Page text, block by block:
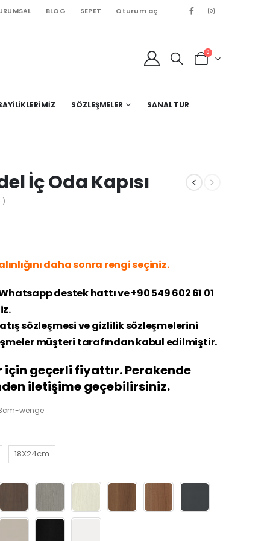
BLOG SEPET Oturum aç
0
SÖZLEŞMELER SANAL TUR
İç Oda Kapısı
)
daha sonra rengi seçiniz.
destek hattı ve +90 549 602 61 01
sözleşmesi ve gizlilik sözleşmelerini
müşteri tarafından kabul edilmiştir.
geçerli fiyattır. Perakende
iletişime geçebilirsiniz.
wenge
18X24cm